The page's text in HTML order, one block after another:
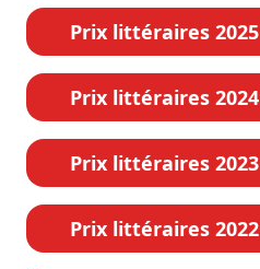
Prix littéraires 2025
Prix littéraires 2024
Prix littéraires 2023
Prix littéraires 2022